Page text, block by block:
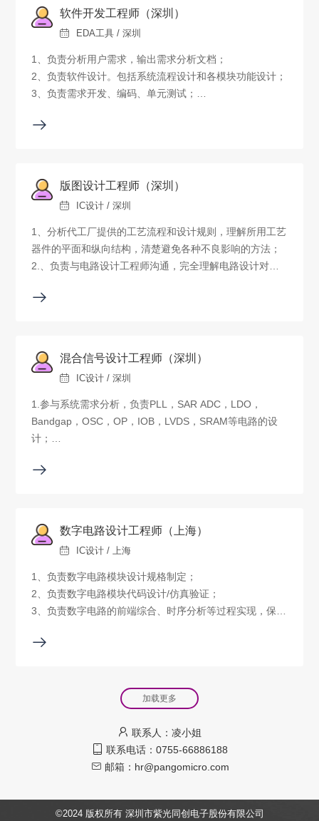
析。
软件开发工程师（深圳）
EDA工具 / 深圳
1、负责分析用户需求，输出需求分析文档；
2、负责软件设计。包括系统流程设计和各模块功能设计；
3、负责需求开发、编码、单元测试；
版图设计工程师（深圳）
IC设计 / 深圳
1、分析代工厂提供的工艺流程和设计规则，理解所用工艺
器件的平面和纵向结构，清楚避免各种不良影响的方法；
2.、负责与电路设计工程师沟通，完全理解电路设计对版
3、根据工艺要求，电路要求，设计与电路相符的版图，并
5、负责全定制版图设计环境的维护。
混合信号设计工程师（深圳）
IC设计 / 深圳
1.参与系统需求分析，负责PLL，SAR ADC，LDO，
Bandgap，OSC，OP，IOB，LVDS，SRAM等电路的设
计；
3.负责电路流片后的功能、性能测试验证。
数字电路设计工程师（上海）
IC设计 / 上海
1、负责数字电路模块设计规格制定；
2、负责数字电路模块代码设计/仿真验证；
3、负责数字电路的前端综合、时序分析等过程实现，保证
4、跟踪数字模块APR设计以及芯片研发测试。
加载更多
联系人：凌小姐
联系电话：0755-66886188
邮箱：hr@pangomicro.com
©2024 版权所有 深圳市紫光同创电子股份有限公司